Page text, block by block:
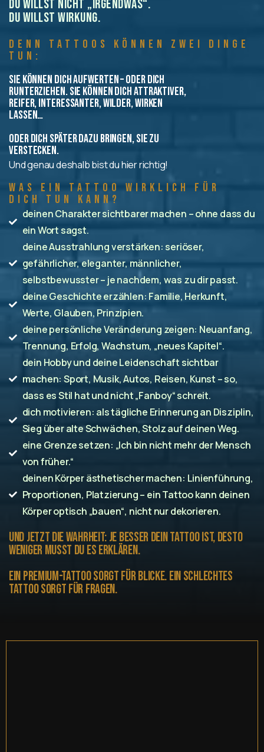
Du willst nicht „irgendwas“.
Du willst Wirkung.
Denn Tattoos können zwei Dinge
tun:
Sie können dich aufwerten – oder dich
runterziehen. Sie können dich attraktiver,
reifer, interessanter, wilder, wirken
lassen…
oder dich später dazu bringen, sie zu
verstecken.
Und genau deshalb bist du hier richtig!
Was ein Tattoo wirklich für
dich tun kann?
deinen Charakter sichtbarer machen – ohne dass du
ein Wort sagst.
deine Ausstrahlung verstärken: seriöser,
gefährlicher, eleganter, männlicher,
selbstbewusster – je nachdem, was zu dir passt.
deine Geschichte erzählen: Familie, Herkunft,
Werte, Glauben, Prinzipien.
deine persönliche Veränderung zeigen: Neuanfang,
Trennung, Erfolg, Wachstum, „neues Kapitel“.
dein Hobby und deine Leidenschaft sichtbar
machen: Sport, Musik, Autos, Reisen, Kunst – so,
dass es Stil hat und nicht „Fanboy“ schreit.
dich motivieren: als tägliche Erinnerung an Disziplin,
Sieg über alte Schwächen, Stolz auf deinen Weg.
eine Grenze setzen: „Ich bin nicht mehr der Mensch
von früher.“
deinen Körper ästhetischer machen: Linienführung,
Proportionen, Platzierung – ein Tattoo kann deinen
Körper optisch „bauen“, nicht nur dekorieren.
Und jetzt die Wahrheit: Je besser dein Tattoo ist, desto
weniger musst du es erklären.
Ein Premium-Tattoo sorgt für Blicke. Ein schlechtes
Tattoo sorgt für Fragen.